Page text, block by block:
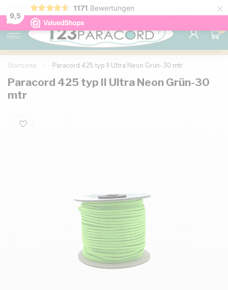
9,5
1171 Bewertungen ×
Kostenlose Lieferung nach Hause ab 150 €
MENU
0
Startseite Paracord 425 typ II Ultra Neon Grün-30 mtr
Paracord 425 typ II Ultra Neon Grün-30
mtr